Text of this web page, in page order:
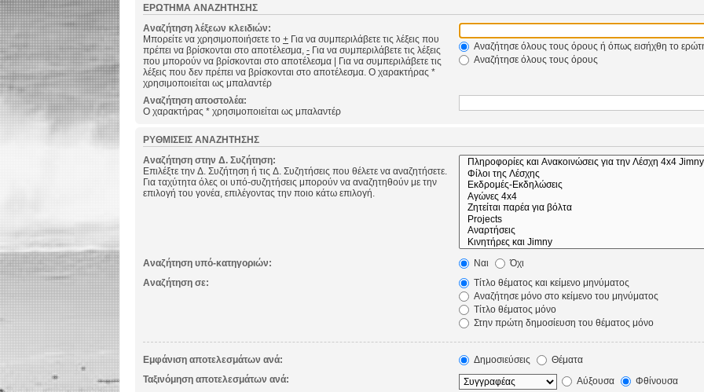
ΕΡΏΤΗΜΑ ΑΝΑΖΉΤΗΣΗΣ
Αναζήτηση λέξεων κλειδιών:
Μπορείτε να χρησιμοποιήσετε το + Για να συμπεριλάβετε τις λέξεις που
πρέπει να βρίσκονται στο αποτέλεσμα, - Για να συμπεριλάβετε τις λέξεις
που μπορούν να βρίσκονται στο αποτέλεσμα | Για να συμπεριλάβετε τις
λέξεις που δεν πρέπει να βρίσκονται στο αποτέλεσμα. Ο χαρακτήρας *
χρησιμοποιείται ως μπαλαντέρ
Αναζήτησε όλους τους όρους ή όπως εισήχθη το
Αναζήτησε όλους τους όρους
Αναζήτηση αποστολέα:
Ο χαρακτήρας * χρησιμοποιείται ως μπαλαντέρ
ΡΥΘΜΊΣΕΙΣ ΑΝΑΖΉΤΗΣΗΣ
Αναζήτηση στην Δ. Συζήτηση:
Επιλέξτε την Δ. Συζήτηση ή τις Δ. Συζητήσεις που θέλετε να αναζητήσετε.
Για ταχύτητα όλες οι υπό-συζητήσεις μπορούν να αναζητηθούν με την
επιλογή του γονέα, επιλέγοντας την ποιο κάτω επιλογή.
Αναζήτηση υπό-κατηγοριών: Ναι
Όχι
Αναζήτηση σε:
Τίτλο θέματος και κείμενο μηνύματος
Αναζήτησε μόνο στο κείμενο του μηνύματος
Τίτλο θέματος μόνο
Στην πρώτη δημοσίευση του θέματος μόνο
Εμφάνιση αποτελεσμάτων ανά: Δημοσιεύσεις
Θέματα
Ταξινόμηση αποτελεσμάτων ανά:
Αύξουσα Φθίνουσα